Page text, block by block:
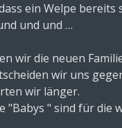
ein Welpe
und und …
wir die neuen
wir uns
wir länger.
"Babys " sind für die